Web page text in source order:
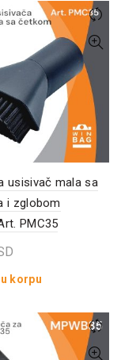
usisivač mala sa
i zglobom
PMC35
korpu